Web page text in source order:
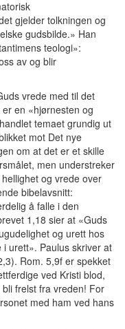
gjelder tolkningen og
gudsbilde.» Han
teologi»:
av og blir
vrede med til det
en «hjørnesten og
temaet grundig ut
mot Det nye
om at det er et skille
men understreker
og vrede over
bibelavsnitt:
å falle i den
1,18 sier at «Guds
og urett hos
urett». Paulus skriver at
Rom. 5,9f er spekket
ved Kristi blod,
frelst fra vreden! For
med ham ved hans